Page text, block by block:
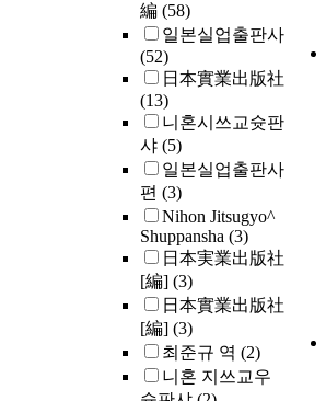
編 (58)
일본실업출판사
(52)
日本實業出版社
(13)
니혼시쓰교슛판
샤 (5)
일본실업출판사
편 (3)
Nihon Jitsugyo^
Shuppansha (3)
日本実業出版社
[編] (3)
日本實業出版社
[編] (3)
최준규 역 (2)
니혼 지쓰교우